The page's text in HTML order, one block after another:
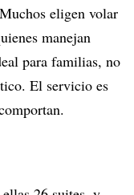
eligen volar
manejan
para familias, no
El servicio es